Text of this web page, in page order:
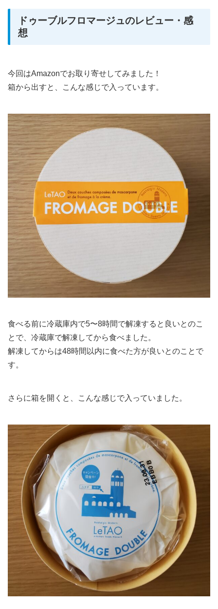
ドゥーブルフロマージュのレビュー・感
想
今回はAmazonでお取り寄せしてみました！
箱から出すと、こんな感じで入っています。
食べる前に冷蔵庫内で5〜8時間で解凍すると良いとのこ
とで、冷蔵庫で解凍してから食べました。
解凍してからは48時間以内に食べた方が良いとのことで
す。
さらに箱を開くと、こんな感じで入っていました。